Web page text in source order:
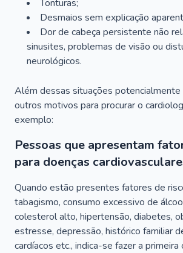
Tonturas;
Desmaios sem explicação
Dor de cabeça persistente não
sinusites, problemas de visão ou
neurológicos.
Além dessas situações potencialmente
outros motivos para procurar o
exemplo:
Pessoas que apresentam
para doenças
Quando estão presentes fatores de
tabagismo, consumo excessivo de
colesterol alto, hipertensão, diabetes,
estresse, depressão, histórico familiar
cardíacos etc., indica-se fazer a